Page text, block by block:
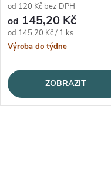
od 120 Kč bez DPH
od 145,20 Kč
Měrná cena:
od 145,20 Kč / 1 ks
Výroba do týdne
ZOBRAZIT